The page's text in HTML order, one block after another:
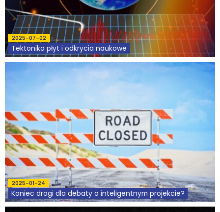
Podcasty
Filmy
O książkach
FAQ
Kontakt
2025-07-02
Tektonika płyt i odkrycia naukowe
2025-01-24
Koniec drogi dla debaty o inteligentnym projekcie?